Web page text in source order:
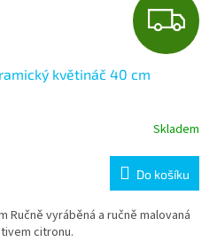
Z
D
R
M
A
květináč 40 cm
Skladem
Do košíku
Ručně vyráběná a ručně malovaná
citronu.